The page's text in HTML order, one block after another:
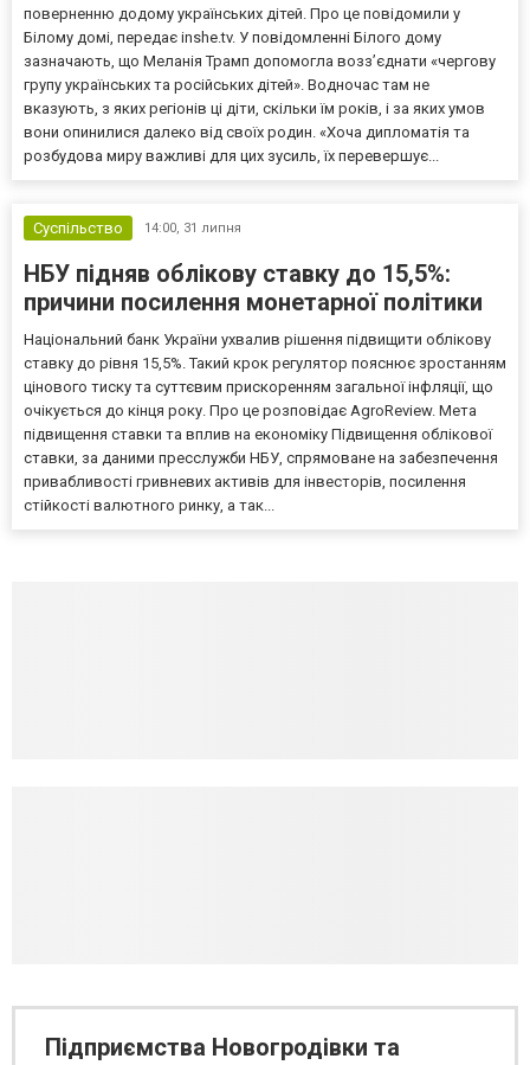
поверненню додому українських дітей. Про це повідомили у
Білому домі, передає inshe.tv. У повідомленні Білого дому
зазначають, що Меланія Трамп допомогла возз’єднати «чергову
групу українських та російських дітей». Водночас там не
вказують, з яких регіонів ці діти, скільки їм років, і за яких умов
вони опинилися далеко від своїх родин. «Хоча дипломатія та
розбудова миру важливі для цих зусиль, їх перевершує...
Суспільство 14:00, 31 липня
НБУ підняв облікову ставку до 15,5%:
причини посилення монетарної політики
Національний банк України ухвалив рішення підвищити облікову
ставку до рівня 15,5%. Такий крок регулятор пояснює зростанням
цінового тиску та суттєвим прискоренням загальної інфляції, що
очікується до кінця року. Про це розповідає AgroReview. Мета
підвищення ставки та вплив на економіку Підвищення облікової
ставки, за даними пресслужби НБУ, спрямоване на забезпечення
привабливості гривневих активів для інвесторів, посилення
стійкості валютного ринку, а так...
Підприємства Новогродівки та